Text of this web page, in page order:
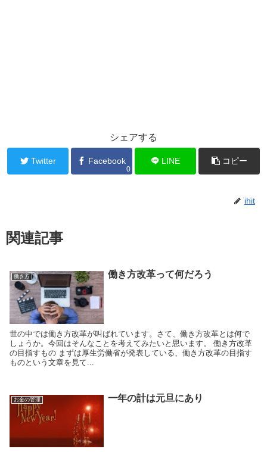
シェアする
Twitter Facebook
0
LINE コピー
ihit
関連記事
働き方 働き方改革って何だろう
世の中では働き方改革が叫ばれています。さて、働き方改革とは何で
しょうか。今回はそんなことを考えてみたいと思います。 働き方改革
の目指すもの まずは厚生労働省が発表している、働き方改革の目指す
ものという文章を見て...
お金の管理 一年の計は元旦にあり